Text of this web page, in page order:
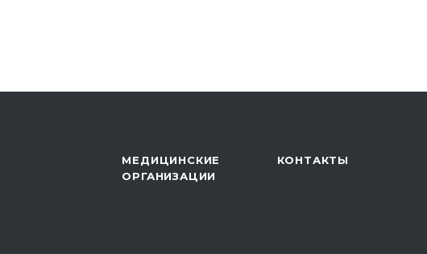
МЕДИЦИНСКИЕ
ОРГАНИЗАЦИИ
КОНТАКТЫ